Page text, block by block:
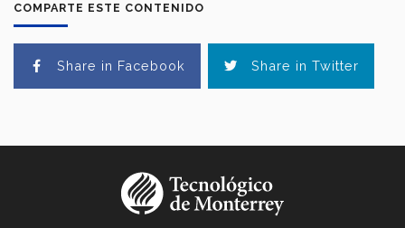
COMPARTE ESTE CONTENIDO
Share in Facebook Share in Twitter